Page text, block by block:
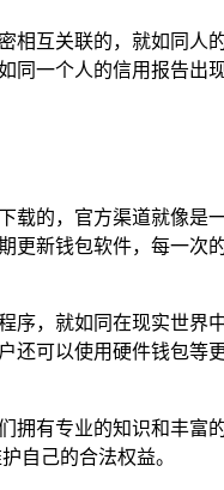
相互关联的，就如同人
同一个人的信用报告出
载的，官方渠道就像是
更新钱包软件，每一次
序，就如同在现实世界
还可以使用硬件钱包等
拥有专业的知识和丰富
自己的合法权益。